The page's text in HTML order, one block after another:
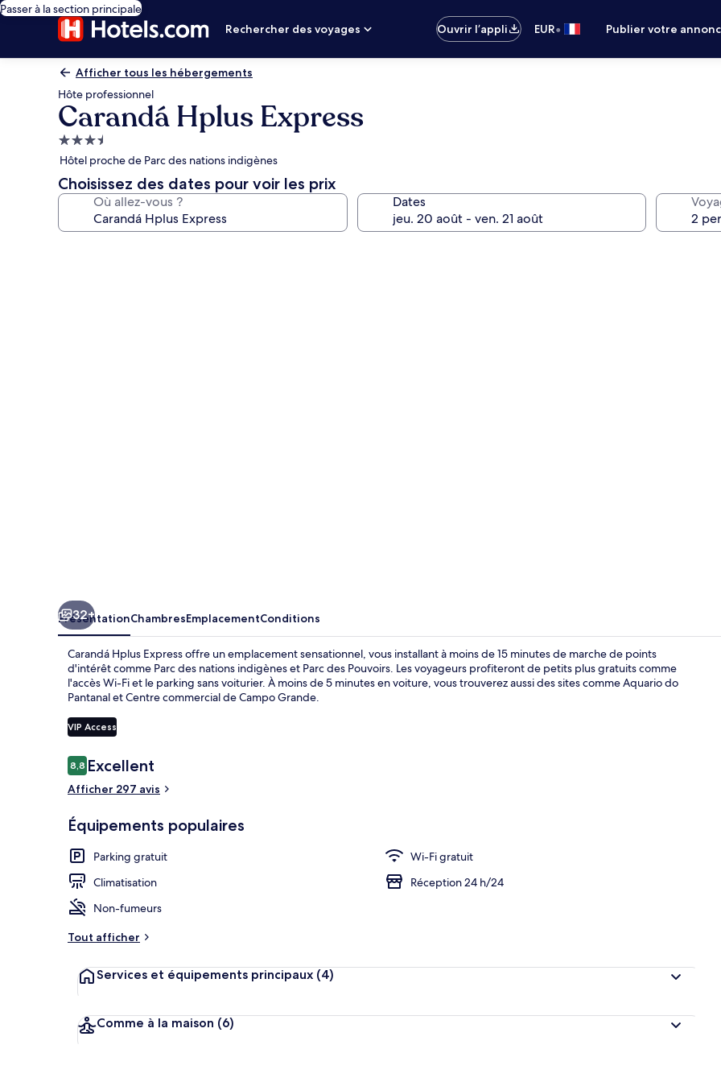
Passer à la section principale
Rechercher des voyages
Ouvrir l’appli EUR• Publier votre
Afficher tous les hébergements
Hôte professionnel
Carandá Hplus Express
Hébergement
3.5 étoiles
Hôtel proche de Parc des nations indigènes
Choisissez des dates pour voir les prix
Où allez-vous ? Dates
32+
PrésentationChambresEmplacementConditions
Carandá Hplus Express offre un emplacement sensationnel, vous installant à moins de 15 minutes de marche de points
d'intérêt comme Parc des nations indigènes et Parc des Pouvoirs. Les voyageurs profiteront de petits plus gratuits comme
l'accès Wi-Fi et le parking sans voiturier. À moins de 5 minutes en voiture, vous trouverez aussi des sites comme Aquario do
Pantanal et Centre commercial de Campo Grande.
VIP Access
Avis
voyageurs
8,88,8 sur 10
Excellent
Afficher 297 avis
Équipements populaires
Parking gratuit
Wi-Fi gratuit
Climatisation
Réception 24 h/24
Non-fumeurs
Tout afficher
Services et équipements principaux (4)
Comme à la maison (6)